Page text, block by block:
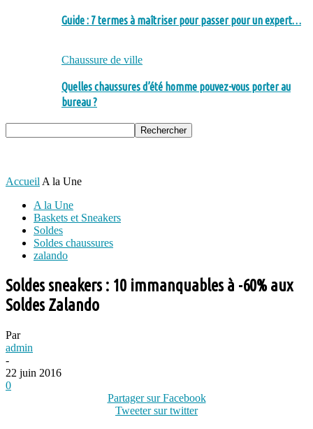
Guide : 7 termes à maîtriser pour passer pour un expert…
Chaussure de ville
Quelles chaussures d’été homme pouvez-vous porter au
bureau ?
Accueil A la Une
A la Une
Baskets et Sneakers
Soldes
Soldes chaussures
zalando
Soldes sneakers : 10 immanquables à -60% aux
Soldes Zalando
Par
admin
-
22 juin 2016
0
Partager sur Facebook
Tweeter sur twitter